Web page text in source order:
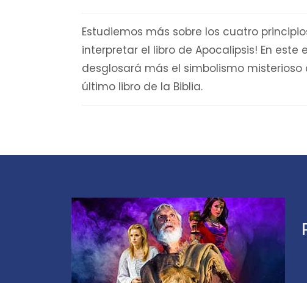
Estudiemos más sobre los cuatro
interpretar el libro de Apocalipsis! En este
desglosará más el simbolismo
último libro de la Biblia.